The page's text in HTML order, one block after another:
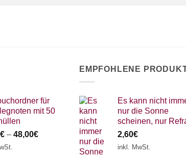
für
mit 50
€ – 48,00€
EMPFOHLENE
Es kann nicht
nur die Sonne
scheinen, nur
2,60€
inkl. MwSt.